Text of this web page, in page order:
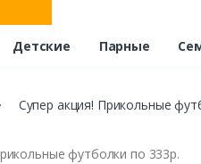
Детские Парные
Супер акция! Прикольные
футболки по 333р.